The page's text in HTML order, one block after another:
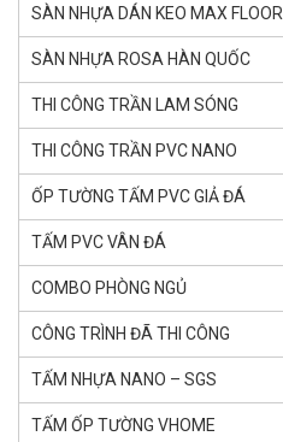
SÀN NHỰA DÁN KEO MAX FLOOR
SÀN NHỰA ROSA HÀN QUỐC
THI CÔNG TRẦN LAM SÓNG
THI CÔNG TRẦN PVC NANO
ỐP TƯỜNG TẤM PVC GIẢ ĐÁ
TẤM PVC VÂN ĐÁ
COMBO PHÒNG NGỦ
CÔNG TRÌNH ĐÃ THI CÔNG
TẤM NHỰA NANO – SGS
TẤM ỐP TƯỜNG VHOME